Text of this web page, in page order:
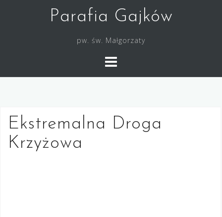
Parafia Gajków
pw. św. Małgorzaty
Ekstremalna Droga
Krzyżowa